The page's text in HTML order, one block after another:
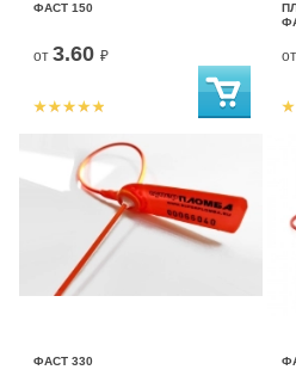
ФАСТ 150
от 3.60 ₽ от
ФАСТ 330